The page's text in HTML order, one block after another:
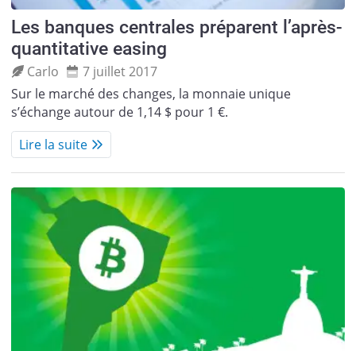
Les banques centrales préparent l’après-
quantitative easing
Carlo
7 juillet 2017
Sur le marché des changes, la monnaie unique
s’échange autour de 1,14 $ pour 1 €.
Lire la suite